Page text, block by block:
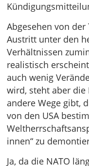
Abgesehen von
Austritt unter den
Verhältnissen
realistisch
auch wenig
wird, steht aber die
andere Wege gibt,
von den USA
innen“ zu
Ja, da die NATO